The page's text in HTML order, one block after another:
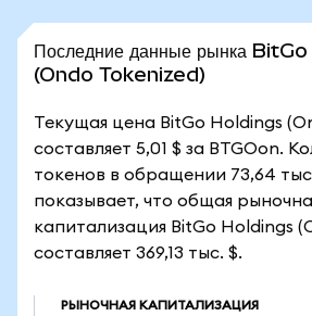
Последние данные рынка
(Ondo Tokenized)
Текущая цена BitGo Holdings
составляет 5,01 $ за BTGOon.
токенов в обращении 73,64
показывает, что общая
капитализация BitGo Holdings
составляет 369,13 тыс. $.
РЫНОЧНАЯ КАПИТАЛИЗАЦИЯ